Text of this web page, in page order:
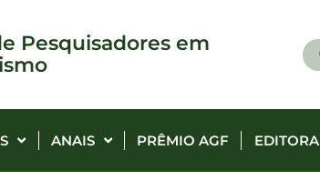
Pesquisadores em
ANAIS PRÊMIO AGF EDITORA